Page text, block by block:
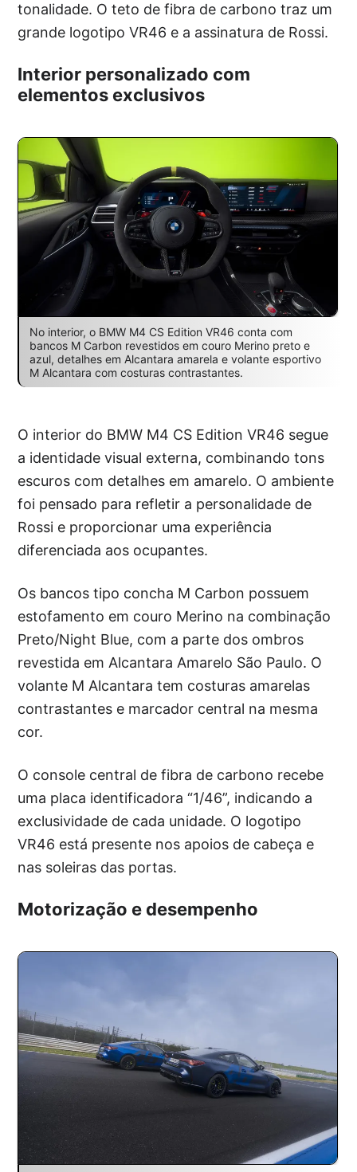
tonalidade. O teto de fibra de carbono traz um
grande logotipo VR46 e a assinatura de Rossi.
Interior personalizado com
elementos exclusivos
No interior, o BMW M4 CS Edition VR46 conta com
bancos M Carbon revestidos em couro Merino preto e
azul, detalhes em Alcantara amarela e volante esportivo
M Alcantara com costuras contrastantes.
O interior do BMW M4 CS Edition VR46 segue
a identidade visual externa, combinando tons
escuros com detalhes em amarelo. O ambiente
foi pensado para refletir a personalidade de
Rossi e proporcionar uma experiência
diferenciada aos ocupantes.
Os bancos tipo concha M Carbon possuem
estofamento em couro Merino na combinação
Preto/Night Blue, com a parte dos ombros
revestida em Alcantara Amarelo São Paulo. O
volante M Alcantara tem costuras amarelas
contrastantes e marcador central na mesma
cor.
O console central de fibra de carbono recebe
uma placa identificadora “1/46”, indicando a
exclusividade de cada unidade. O logotipo
VR46 está presente nos apoios de cabeça e
nas soleiras das portas.
Motorização e desempenho